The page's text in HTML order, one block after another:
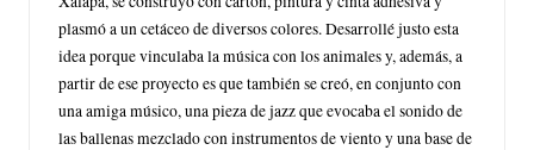
plasmó a un cetáceo de diversos colores. Desarrollé justo esta
idea porque vinculaba la música con los animales y, además, a
partir de ese proyecto es que también se creó, en conjunto con
una amiga músico, una pieza de jazz que evocaba el sonido de
las ballenas mezclado con instrumentos de viento y una base de